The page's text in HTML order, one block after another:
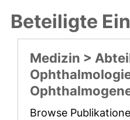
Beteiligte
Medizin >
Browse